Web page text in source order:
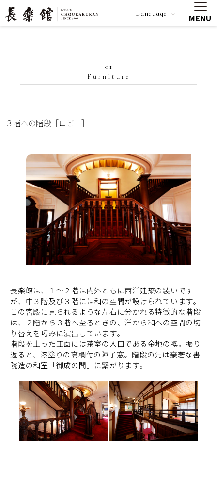
Language MENU
01
Furniture
３階への階段［ロビー］
長楽館は、１～２階は内外ともに西洋建築の装いです
が、中３階及び３階には和の空間が設けられています。
この宮殿に見られるような左右に分かれる特徴的な階段
は、２階から３階へ至るときの、洋から和への空間の切
り替えを巧みに演出しています。
階段を上った正面には茶室の入口である金地の襖。振り
返ると、漆塗りの高欄付の障子窓。階段の先は豪著な書
院造の和室「御成の間」に繋がります。